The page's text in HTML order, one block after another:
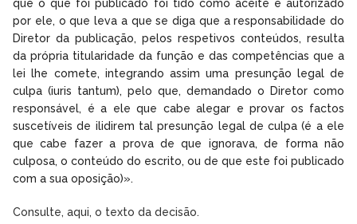
que o que foi publicado foi tido como aceite e autorizado
por ele, o que leva a que se diga que a responsabilidade do
Diretor da publicação, pelos respetivos conteúdos, resulta
da própria titularidade da função e das competências que a
lei lhe comete, integrando assim uma presunção legal de
culpa (iuris tantum), pelo que, demandado o Diretor como
responsável, é a ele que cabe alegar e provar os factos
suscetíveis de ilidirem tal presunção legal de culpa (é a ele
que cabe fazer a prova de que ignorava, de forma não
culposa, o conteúdo do escrito, ou de que este foi publicado
com a sua oposição)».
Consulte, aqui, o texto da decisão.